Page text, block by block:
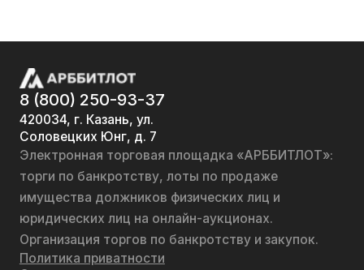
8 (800) 250-93-37
420034, г. Казань, ул.
Соловецких Юнг, д. 7
Электронная торговая площадка «АРББИТЛОТ»:
торги по банкротству, лоты по продаже
имущества должников физических лиц и
юридических лиц на онлайн-аукционах.
Организация торгов по банкротству и закупок.
Политика приватности